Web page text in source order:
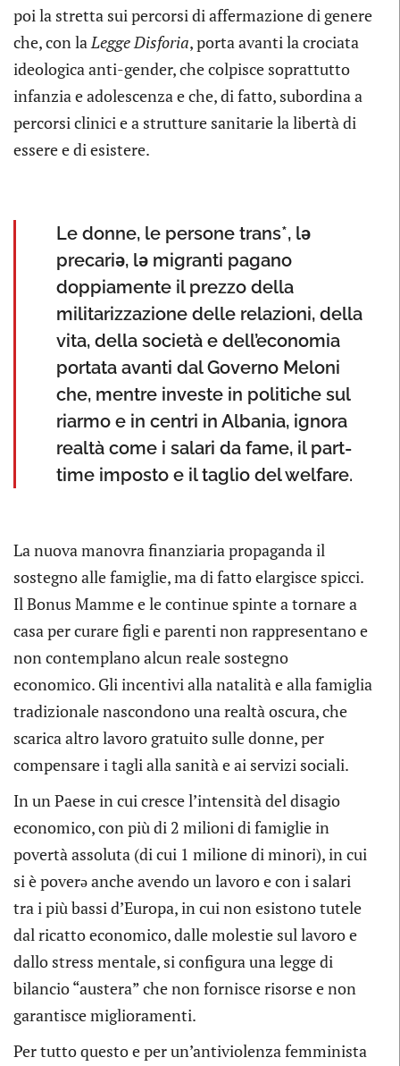
poi la stretta sui percorsi di affermazione di genere
che, con laLegge Disforia, porta avanti la crociata
ideologica anti-gender, che colpisce soprattutto
infanzia e adolescenza e che, di fatto, subordina a
percorsi clinici e a strutture sanitarie la libertà di
essere e di esistere.
Le donne, le persone trans*, lə
precariə, lə migranti pagano
doppiamente il prezzo della
militarizzazione delle relazioni, della
vita, della società e dell’economia
portata avanti dal Governo Meloni
che, mentre investe in politiche sul
riarmo e in centri in Albania, ignora
realtà come i salari da fame, il part-
time imposto e il taglio del welfare.
La nuova manovra finanziaria propaganda il
sostegno alle famiglie, ma di fatto elargisce spicci.
Il Bonus Mamme e le continue spinte a tornare a
casa per curare figli e parenti non rappresentano e
non contemplano alcun reale sostegno
economico. Gli incentivi alla natalità e alla famiglia
tradizionale nascondono una realtà oscura, che
scarica altro lavoro gratuito sulle donne, per
compensare i tagli alla sanità e ai servizi sociali.
In un Paese in cui cresce l’intensità del disagio
economico, con più di 2 milioni di famiglie in
povertà assoluta (di cui 1 milione di minori), in cui
si è poverə anche avendo un lavoro e con i salari
tra i più bassi d’Europa, in cui non esistono tutele
dal ricatto economico, dalle molestie sul lavoro e
dallo stress mentale, si configura una legge di
bilancio “austera” che non fornisce risorse e non
garantisce miglioramenti.
Per tutto questo e per un’antiviolenza femminista